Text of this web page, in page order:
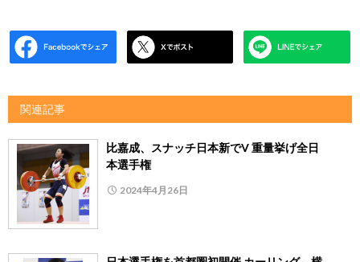
関連記事
比嘉成、スナッチ日本新でV 重量挙げ全日
本選手権
2024年4月26日